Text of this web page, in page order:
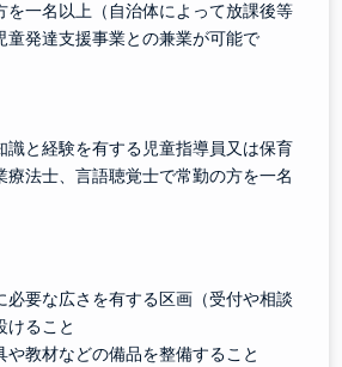
を一名以上（自治体によって放課後等
童発達支援事業との兼業が可能で
識と経験を有する児童指導員又は保育
療法士、言語聴覚士で常勤の方を一名
必要な広さを有する区画（受付や相談
けること
や教材などの備品を整備すること